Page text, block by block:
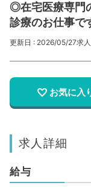
◎在宅医療専門
診療のお仕事で
更新日 : 2026/05/27求
お気に入
求人詳細
給与